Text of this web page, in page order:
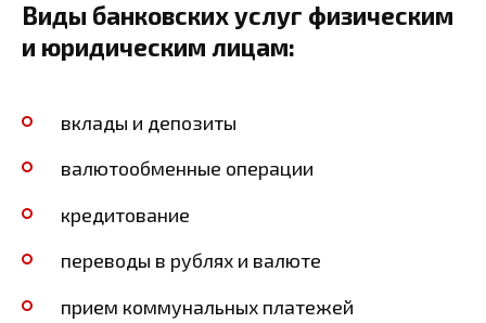
Виды банковских услуг физическим
и юридическим лицам:
вклады и депозиты
валютообменные операции
кредитование
переводы в рублях и валюте
прием коммунальных платежей